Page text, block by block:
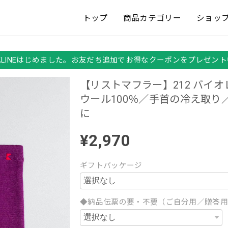
トップ 商品カテゴリー ショッ
はじめました。お友だち追加でお得なクーポンをプレゼン
【リストマフラー】212 バイ
ウール100％／手首の冷え取り
に
¥2,970
ギフトパッケージ
◆納品伝票の要・不要（ご自分用／贈答